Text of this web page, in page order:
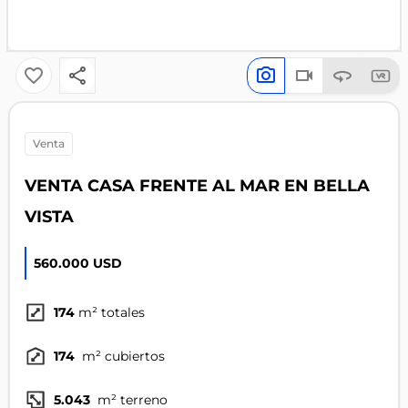
venta
VENTA CASA FRENTE AL MAR EN BELLA
VISTA
560.000 USD
174 m² totales
174 m² cubiertos
5.043 m² terreno